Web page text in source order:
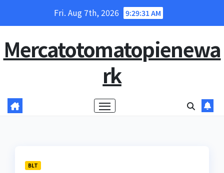
Fri. Aug 7th, 2026 9:29:32 AM
Mercatotomatopienewa
rk
BLT